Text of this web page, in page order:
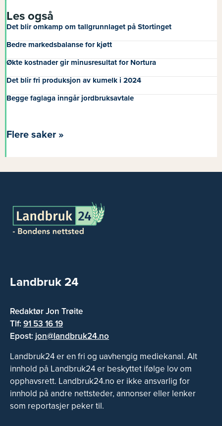
Les også
Det blir omkamp om tallgrunnlaget på Stortinget
Bedre markedsbalanse for kjøtt
Økte kostnader gir minusresultat for Nortura
Det blir fri produksjon av kumelk i 2024
Begge faglaga inngår jordbruksavtale
Flere saker »
Landbruk 24
Redaktør Jon Trøite
Tlf:91 53 16 19
Epost: jon@landbruk24.no
Landbruk24 er en fri og uavhengig mediekanal. Alt
innhold på Landbruk24 er beskyttet ifølge lov om
opphavsrett. Landbruk24.no er ikke ansvarlig for
innhold på andre nettsteder, annonser eller lenker
som reportasjer peker til.